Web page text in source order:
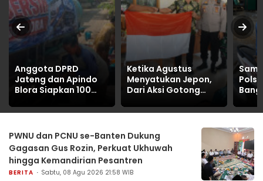
Anggota DPRD
Jateng dan Apindo
Blora Siapkan 100
Target Jangkau
Terdampak
Kekeringan
Ketika Agustus
Menyatukan Jepon,
Dari Aksi Gotong
Strategi Polisi
RI
PWNU dan PCNU se-Banten Dukung
Gagasan Gus Rozin, Perkuat Ukhuwah
hingga Kemandirian Pesantren
BERITA Sabtu, 08 Agu 2026 21:58 WIB